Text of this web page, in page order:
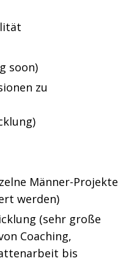
soon)
zu
Männer-Projekte
werden)
(sehr große
Coaching,
bis